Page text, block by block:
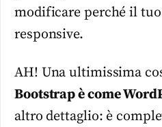
modificare perché il
responsive.
AH! Una ultimissima
Bootstrap è come
altro dettaglio: è